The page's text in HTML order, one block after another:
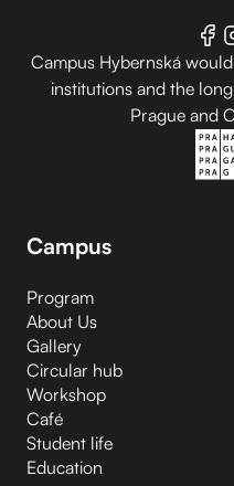
Campus Hybernská
institutions and the
Prague and
Campus
Program
About Us
Gallery
Circular hub
Workshop
Café
Student life
Education